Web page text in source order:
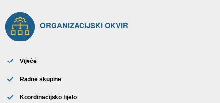
ORGANIZACIJSKI OKVIR​
Vijeće
Radne skupine
Koordinacijsko tijelo